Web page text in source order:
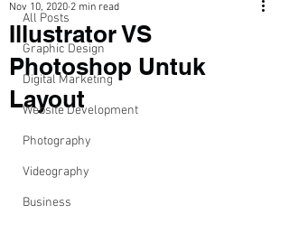
All Posts
Graphic Design
Digital Marketing
Website Development
Photography
Videography
Business
Illustrator VS
Photoshop Untuk
Layout
Nov 10, 2020 2 min read